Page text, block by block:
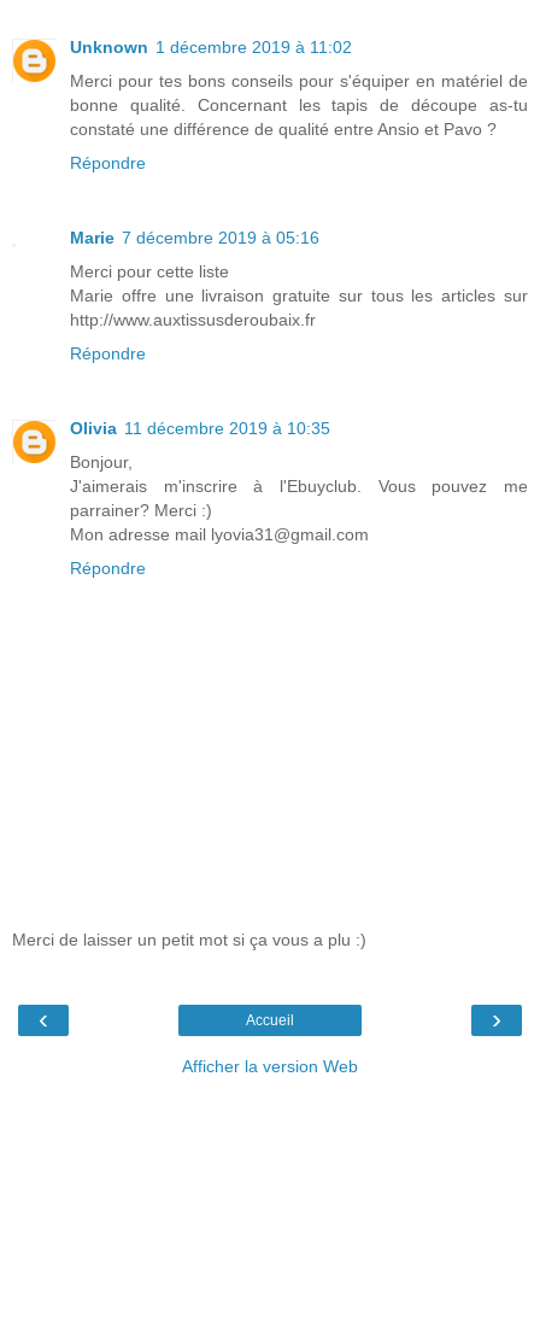
Unknown 1 décembre 2019 à 11:02
Merci pour tes bons conseils pour s'équiper en matériel de
bonne qualité. Concernant les tapis de découpe as-tu
constaté une différence de qualité entre Ansio et Pavo ?
Répondre
Marie 7 décembre 2019 à 05:16
Merci pour cette liste
Marie offre une livraison gratuite sur tous les articles sur
http://www.auxtissusderoubaix.fr
Répondre
Olivia 11 décembre 2019 à 10:35
Bonjour,
J'aimerais m'inscrire à l'Ebuyclub. Vous pouvez me
parrainer? Merci :)
Mon adresse mail lyovia31@gmail.com
Répondre
Merci de laisser un petit mot si ça vous a plu :)
‹ ›
Accueil
Afficher la version Web